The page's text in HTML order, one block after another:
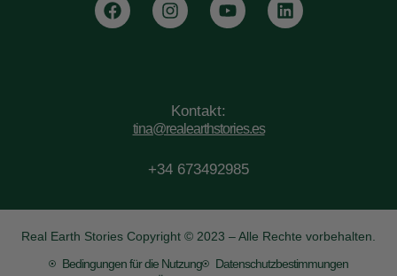
Kontakt:
tina@realearthstories.es
+34 673492985
Real Earth Stories Copyright © 2023 – Alle Rechte vorbehalten.
Bedingungen für die Nutzung
Datenschutzbestimmungen